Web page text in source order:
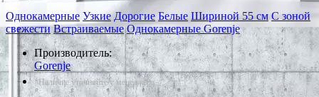
Однокамерные Узкие Дорогие Белые Шириной 55 см С зоной
свежести Встраиваемые Однокамерные Gorenje
Производитель:
Gorenje
*Наличие уточняйте у менеджера